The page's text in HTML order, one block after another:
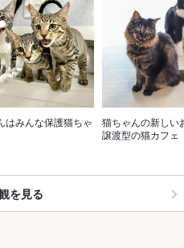
はみんな保護猫ちゃ
猫ちゃんの新しい
譲渡型の猫カフェ
を見る